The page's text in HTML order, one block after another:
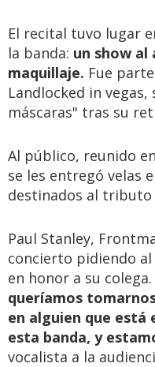
El recital tuvo lugar
la banda: un show al
maquillaje. Fue
Landlocked in
máscaras" tras su
Al público, reunido
se les entregó velas
destinados al tributo
Paul Stanley,
concierto pidiendo
en honor a su colega.
queríamos
en alguien que está
esta banda, y
vocalista a la